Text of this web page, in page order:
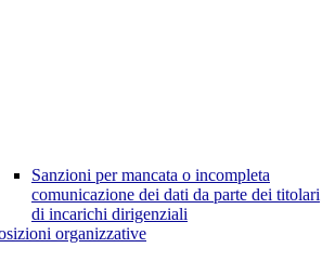
Sanzioni per mancata o incompleta
comunicazione dei dati da parte dei titolari
di incarichi dirigenziali
organizzative